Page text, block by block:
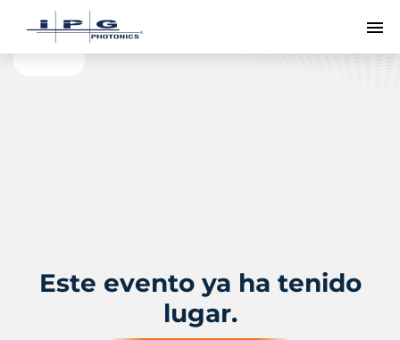
Este evento ya ha tenido
lugar.